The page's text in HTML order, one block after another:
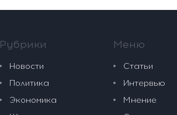
Рубрики
Новости
Политика
Экономика
Меню
Статьи
Интервью
Мнение